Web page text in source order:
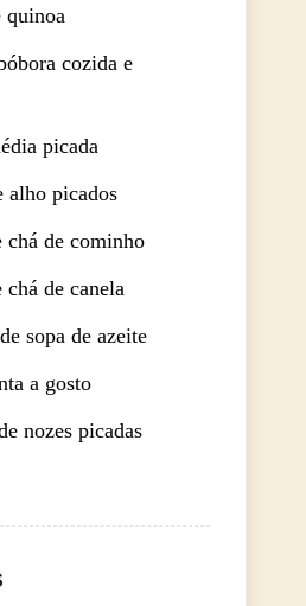
quinoa
cozida e
picada
alho picados
chá de cominho
de canela
sopa de azeite
a gosto
nozes picadas